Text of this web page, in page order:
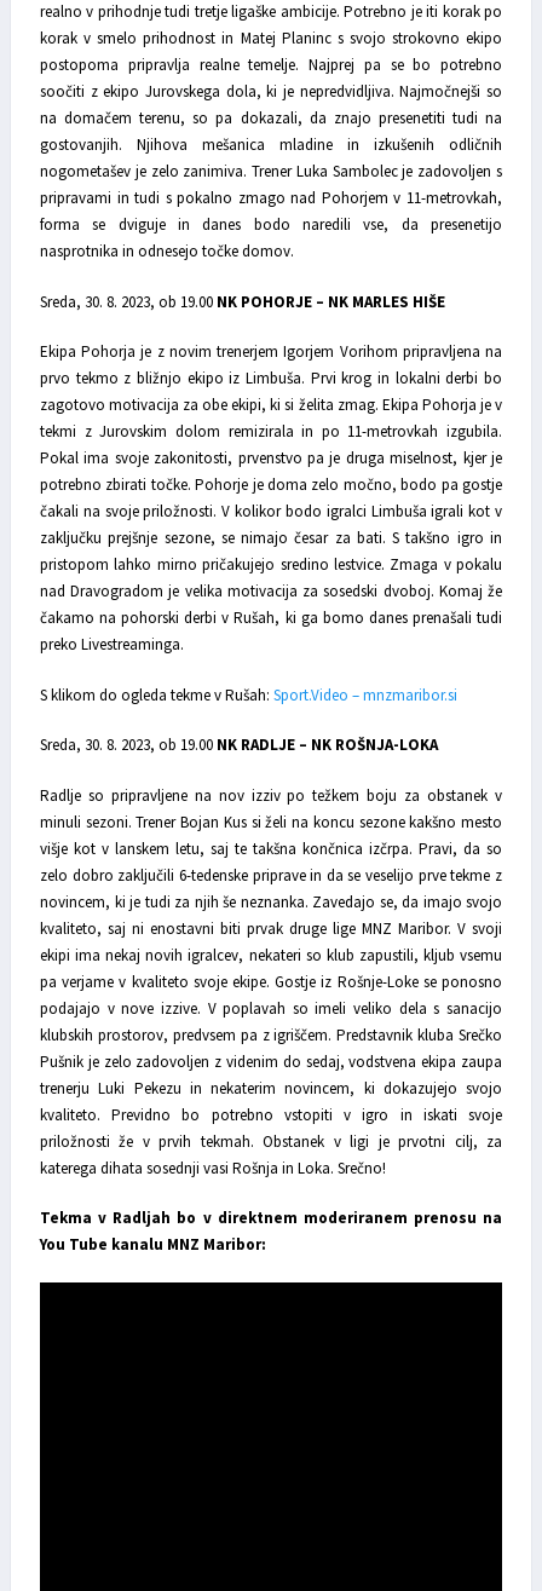
realno v prihodnje tudi tretje ligaške ambicije. Potrebno je iti korak po
korak v smelo prihodnost in Matej Planinc s svojo strokovno ekipo
postopoma pripravlja realne temelje. Najprej pa se bo potrebno
soočiti z ekipo Jurovskega dola, ki je nepredvidljiva. Najmočnejši so
na domačem terenu, so pa dokazali, da znajo presenetiti tudi na
gostovanjih. Njihova mešanica mladine in izkušenih odličnih
nogometašev je zelo zanimiva. Trener Luka Sambolec je zadovoljen s
pripravami in tudi s pokalno zmago nad Pohorjem v 11-metrovkah,
forma se dviguje in danes bodo naredili vse, da presenetijo
nasprotnika in odnesejo točke domov.
Sreda, 30. 8. 2023, ob 19.00 NK POHORJE – NK MARLES HIŠE
Ekipa Pohorja je z novim trenerjem Igorjem Vorihom pripravljena na
prvo tekmo z bližnjo ekipo iz Limbuša. Prvi krog in lokalni derbi bo
zagotovo motivacija za obe ekipi, ki si želita zmag. Ekipa Pohorja je v
tekmi z Jurovskim dolom remizirala in po 11-metrovkah izgubila.
Pokal ima svoje zakonitosti, prvenstvo pa je druga miselnost, kjer je
potrebno zbirati točke. Pohorje je doma zelo močno, bodo pa gostje
čakali na svoje priložnosti. V kolikor bodo igralci Limbuša igrali kot v
zaključku prejšnje sezone, se nimajo česar za bati. S takšno igro in
pristopom lahko mirno pričakujejo sredino lestvice. Zmaga v pokalu
nad Dravogradom je velika motivacija za sosedski dvoboj. Komaj že
čakamo na pohorski derbi v Rušah, ki ga bomo danes prenašali tudi
preko Livestreaminga.
S klikom do ogleda tekme v Rušah: Sport.Video – mnzmaribor.si
Sreda, 30. 8. 2023, ob 19.00 NK RADLJE – NK ROŠNJA-LOKA
Radlje so pripravljene na nov izziv po težkem boju za obstanek v
minuli sezoni. Trener Bojan Kus si želi na koncu sezone kakšno mesto
višje kot v lanskem letu, saj te takšna končnica izčrpa. Pravi, da so
zelo dobro zaključili 6-tedenske priprave in da se veselijo prve tekme z
novincem, ki je tudi za njih še neznanka. Zavedajo se, da imajo svojo
kvaliteto, saj ni enostavni biti prvak druge lige MNZ Maribor. V svoji
ekipi ima nekaj novih igralcev, nekateri so klub zapustili, kljub vsemu
pa verjame v kvaliteto svoje ekipe. Gostje iz Rošnje-Loke se ponosno
podajajo v nove izzive. V poplavah so imeli veliko dela s sanacijo
klubskih prostorov, predvsem pa z igriščem. Predstavnik kluba Srečko
Pušnik je zelo zadovoljen z videnim do sedaj, vodstvena ekipa zaupa
trenerju Luki Pekezu in nekaterim novincem, ki dokazujejo svojo
kvaliteto. Previdno bo potrebno vstopiti v igro in iskati svoje
priložnosti že v prvih tekmah. Obstanek v ligi je prvotni cilj, za
katerega dihata sosednji vasi Rošnja in Loka. Srečno!
Tekma v Radljah bo v direktnem moderiranem prenosu na
You Tube kanalu MNZ Maribor: